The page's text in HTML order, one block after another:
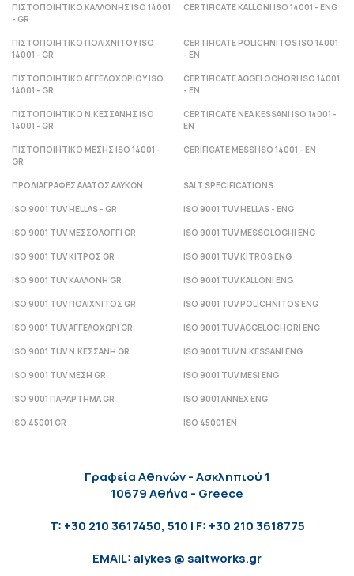
ΠΙΣΤΟΠΟΙΗΤΙΚΟ ΚΑΛΛΟΝΗΣ ISO 14001
- GR
CERTIFICATE KALLONI ISO 14001 - ENG
ΠΙΣΤΟΠΟΙΗΤΙΚΟ ΠΟΛΙΧΝΙΤΟΥ ISO
14001 - GR
CERTIFICATE POLICHNITOS ISO 14001
- ΕΝ
ΠΙΣΤΟΠΟΙΗΤΙΚΟ ΑΓΓΕΛΟΧΩΡΙΟΥ ISO
14001 - GR
CERTIFICATE AGGELOCHORI ISO 14001
- ΕΝ
ΠΙΣΤΟΠΟΙΗΤΙΚΟ Ν.ΚΕΣΣΑΝΗΣ ISO
14001 - GR
CERTIFICATE NEA KESSANI ISO 14001 -
ΕΝ
ΠΙΣΤΟΠΟΙΗΤΙΚΟ ΜΕΣΗΣ ISO 14001 -
GR
CERIFICATE MESSI ISO 14001 - ΕΝ
ΠΡΟΔΙΑΓΡΑΦΕΣ ΑΛΑΤΟΣ ΑΛΥΚΩΝ SALT SPECIFICATIONS
ISO 9001 TUV HELLAS - GR ISO 9001 TUV HELLAS - ENG
ISO 9001 TUV ΜΕΣΣΟΛΟΓΓΙ GR ISO 9001 TUV MESSOLOGHI ENG
ISO 9001 TUV ΚΙΤΡΟΣ GR ISO 9001 TUV KITROS ENG
ISO 9001 TUV ΚΑΛΛΟΝΗ GR ISO 9001 TUV KALLONI ENG
ISO 9001 TUV ΠΟΛΙΧΝΙΤΟΣ GR ISO 9001 TUV POLICHNITOS ENG
ISO 9001 TUV ΑΓΓΕΛΟΧΩΡΙ GR ISO 9001 TUV AGGELOCHORI ENG
ISO 9001 TUV Ν.ΚΕΣΣΑΝΗ GR ISO 9001 TUV N.KESSANI ENG
ISO 9001 TUV ΜΕΣΗ GR ISO 9001 TUV MESI ENG
ISO 9001 ΠΑΡΑΡΤΗΜΑ GR ISO 9001 ANNEX ENG
ISO 45001 GR ISO 45001 EN
Γραφεία Αθηνών - Ασκληπιού 1
10679 Αθήνα - Greece
T: +30 210 3617450, 510 | F: +30 210 3618775
EMAIL: alykes @ saltworks.gr